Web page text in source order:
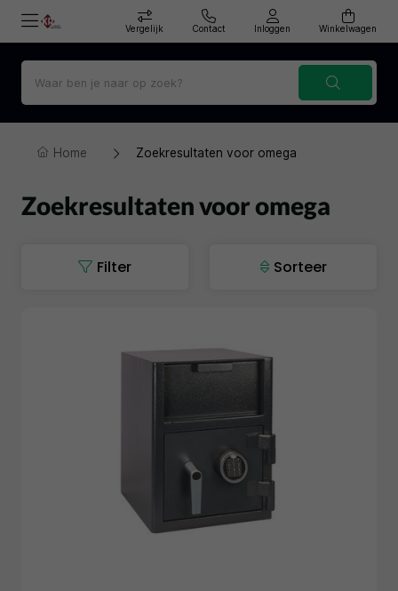
Vergelijk Contact Inloggen Winkelwagen
Home Zoekresultaten voor omega
Zoekresultaten voor omega
Filter Sorteer